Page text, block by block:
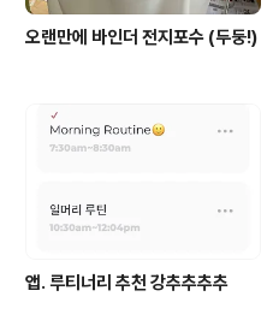
오랜만에 바인더 전지포수 (두둥!)
앱. 루티너리 추천 강추추추추